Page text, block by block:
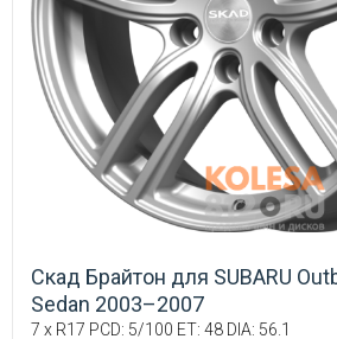
Скад Брайтон для SUBARU
Sedan 2003–2007
7 x R17 PCD: 5/100 ET: 48 DIA: 56.1